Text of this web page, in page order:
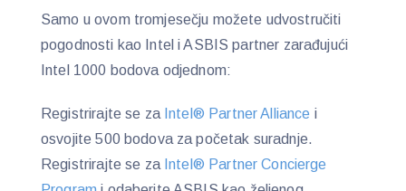
Samo u ovom tromjesečju možete udvostručiti
pogodnosti kao Intel i ASBIS partner zarađujući
Intel 1000 bodova odjednom:
Registrirajte se zaIntel® Partner Alliance i
osvojite 500 bodova za početak suradnje.
Registrirajte se za Intel® Partner Concierge